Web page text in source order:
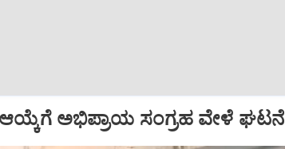
ಆಯ್ಕೆಗೆ ಅಭಿಪ್ರಾಯ ಸಂಗ್ರಹ ವೇಳೆ ಘಟನೆ